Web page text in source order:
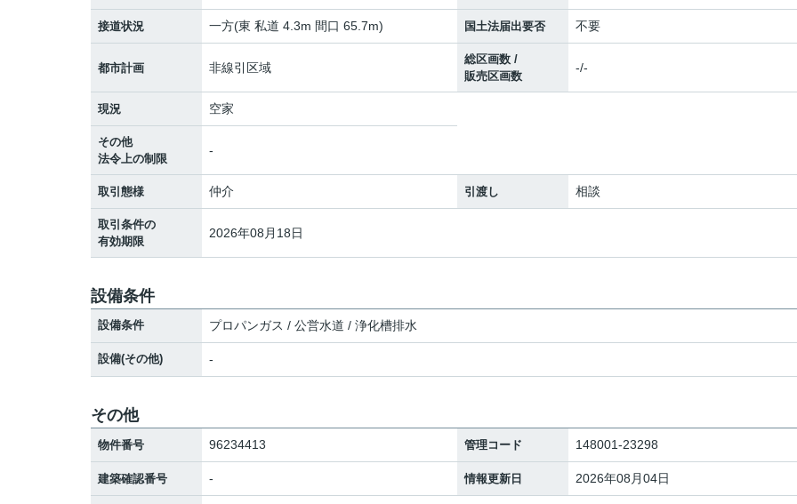
接道状況 一方(東 私道 4.3m 間口 65.7m) 国土法届出要否 不要
都市計画 非線引区域
総区画数 /
販売区画数
-/-
現況 空家
その他
法令上の制限
-
取引態様 仲介 引渡し 相談
取引条件の
有効期限
2026年08月18日
設備条件
設備条件 プロパンガス / 公営水道 / 浄化槽排水
設備(その他) -
その他
物件番号 96234413 管理コード 148001-23298
建築確認番号 - 情報更新日 2026年08月04日